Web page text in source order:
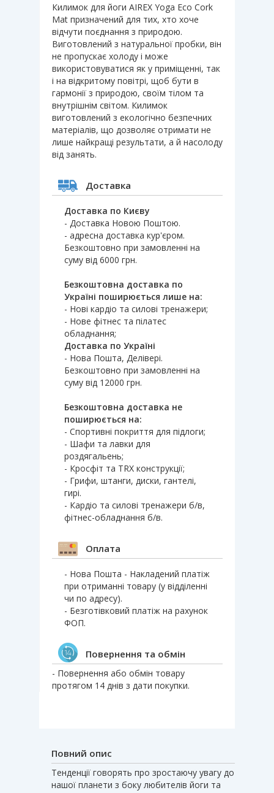
Килимок для йоги AIREX Yoga Eco Cork
Mat призначений для тих, хто хоче
відчути поєднання з природою.
Виготовлений з натуральної пробки, він
не пропускає холоду і може
використовуватися як у приміщенні, так
і на відкритому повітрі, щоб бути в
гармонії з природою, своїм тілом та
внутрішнім світом. Килимок
виготовлений з екологічно безпечних
матеріалів, що дозволяє отримати не
лише найкращі результати, а й насолоду
від занять.
Доставка
Доставка по Києву
- Доставка Новою Поштою.
- адресна доставка кур'єром.
Безкоштовно при замовленні на
суму від 6000 грн.
Безкоштовна доставка по
Україні поширюється лише на:
- Нові кардіо та силові тренажери;
- Нове фітнес та пілатес
обладнання;
Доставка по Україні
- Нова Пошта, Делівері.
Безкоштовно при замовленні на
суму від 12000 грн.
Безкоштовна доставка не
поширюється на:
- Спортивні покриття для підлоги;
- Шафи та лавки для
роздягальень;
- Кросфіт та TRX конструкції;
- Грифи, штанги, диски, гантелі,
гирі.
- Кардіо та силові тренажери б/в,
фітнес-обладнання б/в.
Оплата
- Нова Пошта - Накладений платіж
при отриманні товару (у відділенні
чи по адресу).
- Безготівковий платіж на рахунок
ФОП.
Повернення та обмін
- Повернення або обмін товару
протягом 14 днів з дати покупки.
Повний опис
Тенденції говорять про зростаючу увагу до
нашої планети з боку любителів йоги та